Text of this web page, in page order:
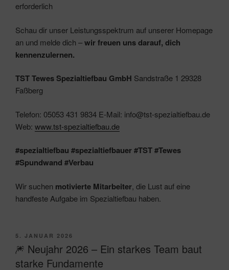
erforderlich
Schau dir unser Leistungsspektrum auf unserer Homepage
an und melde dich –wir freuen uns darauf, dich
kennenzulernen.
TST Tewes Spezialtiefbau GmbH Sandstraße 1 29328
Faßberg
Telefon: 05053 431 9834 E-Mail: info@tst-spezialtiefbau.de
Web: www.tst-spezialtiefbau.de
#spezialtiefbau #spezialtiefbauer #TST #Tewes
#Spundwand #Verbau
Wir suchen motivierte Mitarbeiter, die Lust auf eine
handfeste Aufgabe im Spezialtiefbau haben.
VERÖFFENTLICHT
AM
5. JANUAR 2026
🎆 Neujahr 2026 – Ein starkes Team baut
starke Fundamente